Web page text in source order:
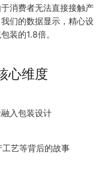
消费者无法直接接触产
们的数据显示，精心设
装的1.8倍。
心维度
入包装设计
工艺等背后的故事